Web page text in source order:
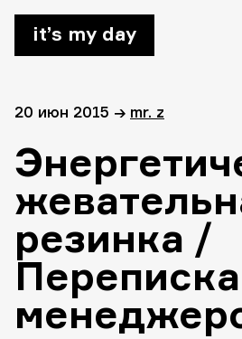
it’s my day
20 июн 2015 → mr. z
резинка /